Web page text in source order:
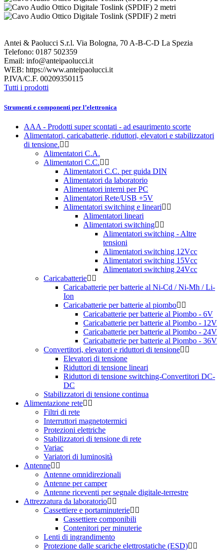
Antei & Paolucci S.r.l. Via Bologna, 70 A-B-C-D La Spezia
Telefono: 0187 502359
Email: info@anteipaolucci.it
WEB: https://www.anteipaolucci.it
P.IVA/C.F. 00209350115
Tutti i prodotti
Strumenti e componenti per l’elettronica
AAA - Prodotti super scontati - ad esaurimento scorte
Alimentatori, caricabatterie, riduttori, elevatori e stabilizzatori
di tensione.
Alimentatori C.A.
Alimentatori C.C.
Alimentatori C.C. per guida DIN
Alimentatori da laboratorio
Alimentatori interni per PC
Alimentatori Rete/USB +5V
Alimentatori switching e lineari
Alimentatori lineari
Alimentatori switching
Alimentatori switching - Altre
tensioni
Alimentatori switching 12Vcc
Alimentatori switching 15Vcc
Alimentatori switching 24Vcc
Caricabatterie
Caricabatterie per batterie al Ni-Cd / Ni-Mh / Li-
Ion
Caricabatterie per batterie al piombo
Caricabatterie per batterie al Piombo - 6V
Caricabatterie per batterie al Piombo - 12V
Caricabatterie per batterie al Piombo - 24V
Caricabatterie per batterie al Piombo - 36V
Convertitori, elevatori e riduttori di tensione
Elevatori di tensione
Riduttori di tensione lineari
Riduttori di tensione switching-Convertitori DC-
DC
Stabilizzatori di tensione continua
Alimentazione rete
Filtri di rete
Interruttori magnetotermici
Protezioni elettriche
Stabilizzatori di tensione di rete
Variac
Variatori di luminosità
Antenne
Antenne omnidirezionali
Antenne per camper
Antenne riceventi per segnale digitale-terrestre
Attrezzatura da laboratorio
Cassettiere e portaminuterie
Cassettiere componibili
Contenitori per minuterie
Lenti di ingrandimento
Protezione dalle scariche elettrostatiche (ESD)